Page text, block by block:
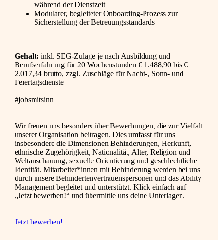
während der Dienstzeit
Modularer, begleiteter Onboarding-Prozess zur
Sicherstellung der Betreuungsstandards
Gehalt: inkl. SEG-Zulage je nach Ausbildung und
Berufserfahrung für 20 Wochenstunden € 1.488,90 bis €
2.017,34 brutto, zzgl. Zuschläge für Nacht-, Sonn- und
Feiertagsdienste
#jobsmitsinn
Wir freuen uns besonders über Bewerbungen, die zur Vielfalt
unserer Organisation beitragen. Dies umfasst für uns
insbesondere die Dimensionen Behinderungen, Herkunft,
ethnische Zugehörigkeit, Nationalität, Alter, Religion und
Weltanschauung, sexuelle Orientierung und geschlechtliche
Identität. Mitarbeiter*innen mit Behinderung werden bei uns
durch unsere Behindertenvertrauenspersonen und das Ability
Management begleitet und unterstützt. Klick einfach auf
„Jetzt bewerben!“ und übermittle uns deine Unterlagen.
Jetzt bewerben!